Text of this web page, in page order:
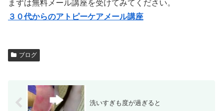
まずは無料メール講座を受けてみてください。
３０代からのアト ピーケアメール講座
ブログ
洗いすぎも度が過ぎると